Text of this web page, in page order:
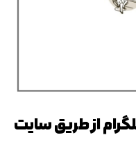
از طریق سایت